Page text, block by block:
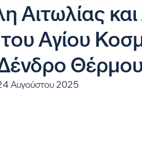
Αιτωλίας
Αγίου
Αυγούστου 2025